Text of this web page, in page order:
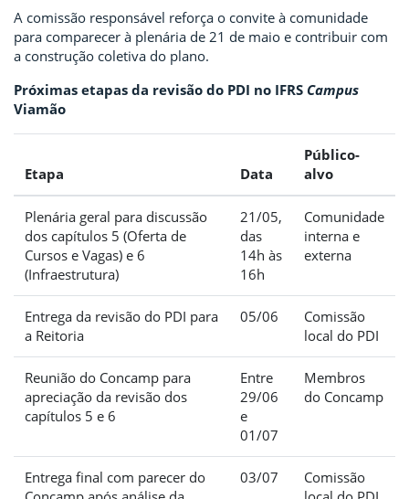
A comissão responsável reforça o convite à comunidade
para comparecer à plenária de 21 de maio e contribuir com
a construção coletiva do plano.
Próximas etapas da revisão do PDI no IFRS Campus
Viamão
Etapa Data
Público-
alvo
Plenária geral para discussão
dos capítulos 5 (Oferta de
Cursos e Vagas) e 6
(Infraestrutura)
21/05,
das
14h às
16h
Comunidade
interna e
externa
Entrega da revisão do PDI para
a Reitoria
05/06
Comissão
local do PDI
Reunião do Concamp para
apreciação da revisão dos
capítulos 5 e 6
Entre
29/06
e
01/07
Membros
do Concamp
Entrega final com parecer do
03/07
Comissão